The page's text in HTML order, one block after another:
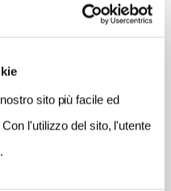
sito più facile ed
l'utilizzo del sito, l'utente
(L8, L9)